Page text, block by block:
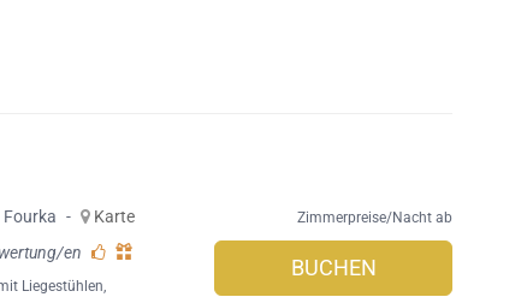
Fourka -
Karte
en
Liegestühlen,
Zimmerpreise/Nacht ab
BUCHEN